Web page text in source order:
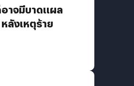
าจมีบาดแผล
หลังเหตุร้าย